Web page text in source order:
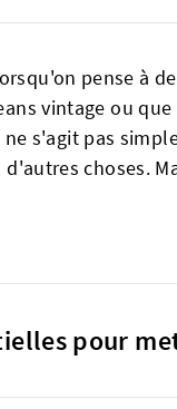
pense à
vintage ou
s'agit pas
choses.
pour